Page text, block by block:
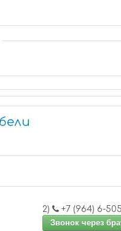
2)
+7 (964)
Звонок через